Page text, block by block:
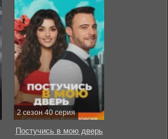
2 сезон 40 серия
Постучись в мою дверь